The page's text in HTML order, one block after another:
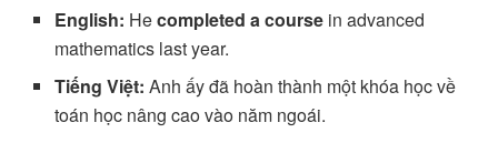
English: Hecompleted a course in advanced
mathematics last year.
Tiếng Việt: Anh ấy đã hoàn thành một khóa học về
toán học nâng cao vào năm ngoái.